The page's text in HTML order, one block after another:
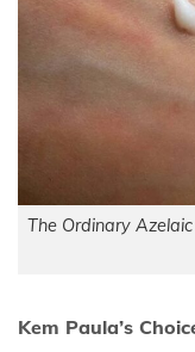
The Ordinary
Kem Paula’s